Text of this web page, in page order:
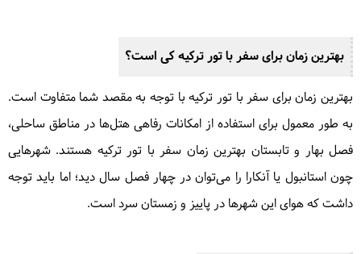
بهترین زمان برای سفر با تور ترکیه کی است؟
بهترین زمان برای سفر با تور ترکیه با توجه به مقصد شما متفاوت است.
به طور معمول برای استفاده از امکانات رفاهی هتل‌ها در مناطق ساحلی،
فصل بهار و تابستان بهترین زمان سفر با تور ترکیه هستند. شهرهایی
چون استانبول یا آنکارا را می‌توان در چهار فصل سال دید؛ اما باید توجه
داشت که هوای این شهرها در پاییز و زمستان سرد است.